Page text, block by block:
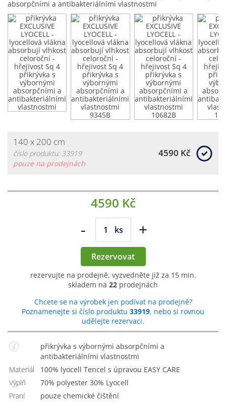
140 x 200 cm
číslo produktu: 33919
pouze na prodejnách
4590 Kč
4590 Kč
- ks +
Rezervovat
rezervujte na prodejně, vyzvedněte již za 15 min.
skladem na 22 prodejnách
Chcete se na výrobek jen podívat na prodejně?
Poznamenejte si číslo produktu 33919, nebo si rovnou
udělejte rezervaci.
přikrývka s výbornými absorpčními a
antibakteriálními vlastnostmi
Materiál
100% lyocell Tencel s úpravou EASY CARE
Výplň
70% polyester 30% Lyocell
Praní
pouze chemické čištění